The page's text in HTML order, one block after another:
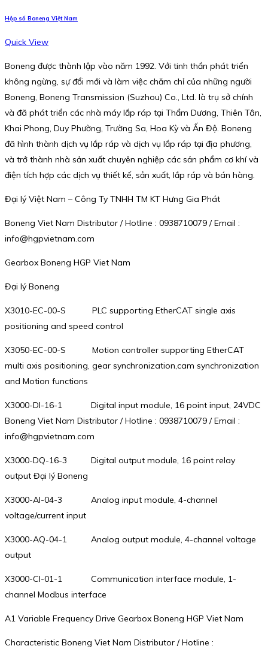
Hộp số Boneng Việt Nam
Quick View
Boneng được thành lập vào năm 1992. Với tinh thần phát triển
không ngừng, sự đổi mới và làm việc chăm chỉ của những người
Boneng, Boneng Transmission (Suzhou) Co., Ltd. là trụ sở chính
và đã phát triển các nhà máy lắp ráp tại Thẩm Dương, Thiên Tân,
Khai Phong, Duy Phường, Trường Sa, Hoa Kỳ và Ấn Độ. Boneng
đã hình thành dịch vụ lắp ráp và dịch vụ lắp ráp tại địa phương,
và trở thành nhà sản xuất chuyên nghiệp các sản phẩm cơ khí và
điện tích hợp các dịch vụ thiết kế, sản xuất, lắp ráp và bán hàng.
Đại lý Việt Nam – Công Ty TNHH TM KT Hưng Gia Phát
Boneng Viet Nam Distributor / Hotline : 0938710079 / Email :
info@hgpvietnam.com
Gearbox Boneng HGP Viet Nam
Đại lý Boneng
X3010-EC-00-S PLC supporting EtherCAT single axis
positioning and speed control
X3050-EC-00-S Motion controller supporting EtherCAT
multi axis positioning, gear synchronization,cam synchronization
and Motion functions
X3000-DI-16-1 Digital input module, 16 point input, 24VDC
Boneng Viet Nam Distributor / Hotline : 0938710079 / Email :
info@hgpvietnam.com
X3000-DQ-16-3 Digital output module, 16 point relay
output Đại lý Boneng
X3000-AI-04-3 Analog input module, 4-channel
voltage/current input
X3000-AQ-04-1 Analog output module, 4-channel voltage
output
X3000-CI-01-1 Communication interface module, 1-
channel Modbus interface
A1 Variable Frequency Drive Gearbox Boneng HGP Viet Nam
Characteristic Boneng Viet Nam Distributor / Hotline :